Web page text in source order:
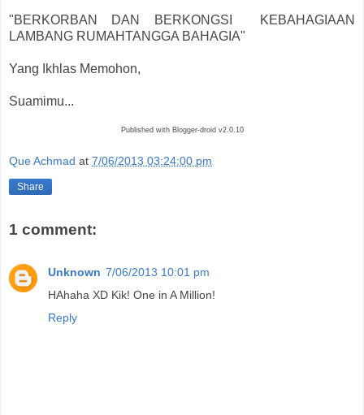
"BERKORBAN DAN BERKONGSI KEBAHAGIAAN
LAMBANG RUMAHTANGGA BAHAGIA"
Yang Ikhlas Memohon,
Suamimu...
Published with Blogger-droid v2.0.10
Que Achmad at 7/06/2013 03:24:00 pm
Share
1 comment:
Unknown 7/06/2013 10:01 pm
HAhaha XD Kik! One in A Million!
Reply